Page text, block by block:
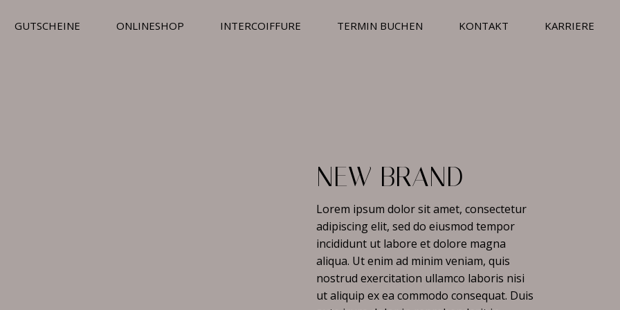
GUTSCHEINE ONLINESHOP INTERCOIFFURE TERMIN BUCHEN KONTAKT KARRIERE
NEW BRAND
Lorem ipsum dolor sit amet, consectetur
adipiscing elit, sed do eiusmod tempor
incididunt ut labore et dolore magna
aliqua. Ut enim ad minim veniam, quis
nostrud exercitation ullamco laboris nisi
ut aliquip ex ea commodo consequat. Duis